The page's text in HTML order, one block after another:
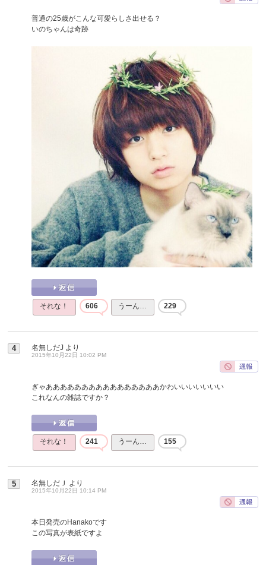
普通の25歳がこんな可愛らしさ出せる？
いのちゃんは奇跡
それな！ 606 うーん… 229
4 名無しだJ より
2015年10月22日 10:02 PM
ぎゃああああああああああああああああかわいいいいいいい
これなんの雑誌ですか？
それな！ 241 うーん… 155
5 名無しだＪ より
2015年10月22日 10:14 PM
本日発売のHanakoです
この写真が表紙ですよ